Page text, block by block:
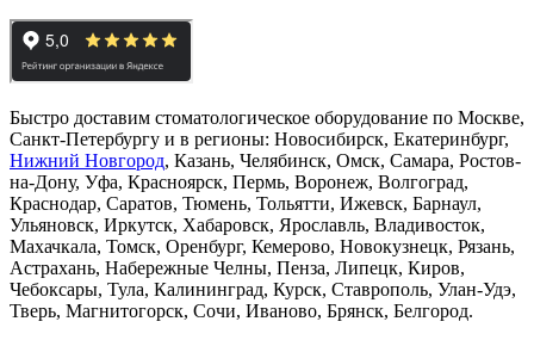
Быстро доставим стоматологическое оборудование по Москве,
Санкт-Петербургу и в регионы: Новосибирск, Екатеринбург,
Нижний Новгород, Казань, Челябинск, Омск, Самара, Ростов-
на-Дону, Уфа, Красноярск, Пермь, Воронеж, Волгоград,
Краснодар, Саратов, Тюмень, Тольятти, Ижевск, Барнаул,
Ульяновск, Иркутск, Хабаровск, Ярославль, Владивосток,
Махачкала, Томск, Оренбург, Кемерово, Новокузнецк, Рязань,
Астрахань, Набережные Челны, Пенза, Липецк, Киров,
Чебоксары, Тула, Калининград, Курск, Ставрополь, Улан-Удэ,
Тверь, Магнитогорск, Сочи, Иваново, Брянск, Белгород.